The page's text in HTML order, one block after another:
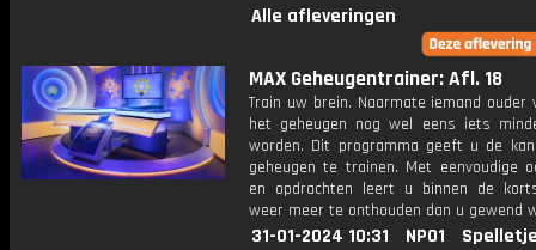
Alle afleveringen
MAX Geheugentrainer: Afl. 18
Train uw brein. Naarmate iemand ouder
het geheugen nog wel eens iets
worden. Dit programma geeft u de
geheugen te trainen. Met eenvoudige
en opdrachten leert u binnen de
weer meer te onthouden dan u gewend
31-01-2024 10:31 NPO1